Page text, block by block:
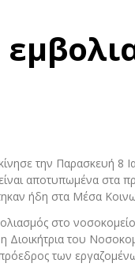
την Παρασκευή
αποτυπωμένα
ήδη στα Μέσα
στο
Διοικήτρια του
των